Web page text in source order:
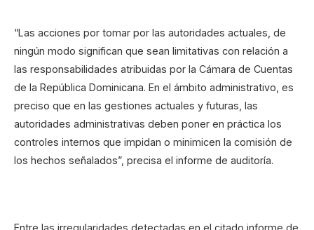
“Las acciones por tomar por las autoridades actuales, de
ningún modo significan que sean limitativas con relación a
las responsabilidades atribuidas por la Cámara de Cuentas
de la República Dominicana. En el ámbito administrativo, es
preciso que en las gestiones actuales y futuras, las
autoridades administrativas deben poner en práctica los
controles internos que impidan o minimicen la comisión de
los hechos señalados”, precisa el informe de auditoría.
Entre las irregularidades detectadas en el citado informe de